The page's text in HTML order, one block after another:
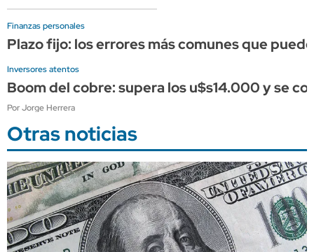
Finanzas personales
Plazo fijo: los errores más comunes que
Inversores atentos
Boom del cobre: supera los u$s14.000 y se
Por Jorge Herrera
Otras noticias